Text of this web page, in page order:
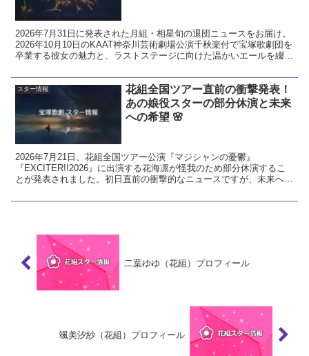
2026年7月31日に発表された月組・相星旬の退団ニュースをお届け。
2026年10月10日のKAAT神奈川芸術劇場公演千秋楽付で宝塚歌劇団を
卒業する彼女の魅力と、ラストステージに向けた温かいエールを綴り
スター情報
花組全国ツアー直前の衝撃発表！
あの娘役スターの部分休演と未来
への希望 🌸
2026年7月21日、花組全国ツアー公演『マジシャンの憂鬱』
『EXCITER!!2026』に出演する花海凛が怪我のため部分休演するこ
とが発表されました。初日直前の衝撃的なニュースですが、未来への
送ります。
二葉ゆゆ（花組）プロフィール
颯美汐紗（花組）プロフィール